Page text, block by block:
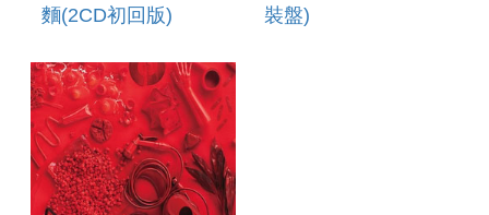
麵(2CD初回版)
裝盤)